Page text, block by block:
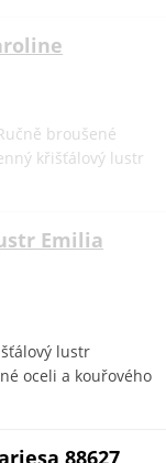
broušené
křišťálový lustr
Emilia
lustr
oceli a kouřového